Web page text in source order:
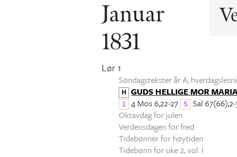
Januar
1831
Lør 1
Søndagstekster år A,
H GUDS HELLIGE MOR
1 4 Mos 6,22-27 S Sal
Oktavdag for julen
Verdensdagen for fred
Tidebønner for høytiden
Tidebønn for uke 2, vol. I